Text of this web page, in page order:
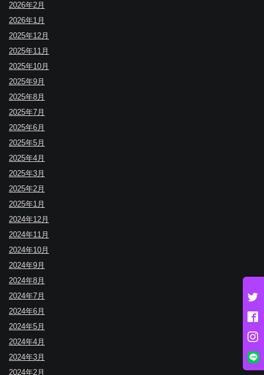
2026年2月
2026年1月
2025年12月
2025年11月
2025年10月
2025年9月
2025年8月
2025年7月
2025年6月
2025年5月
2025年4月
2025年3月
2025年2月
2025年1月
2024年12月
2024年11月
2024年10月
2024年9月
2024年8月
2024年7月
2024年6月
2024年5月
2024年4月
2024年3月
2024年2月